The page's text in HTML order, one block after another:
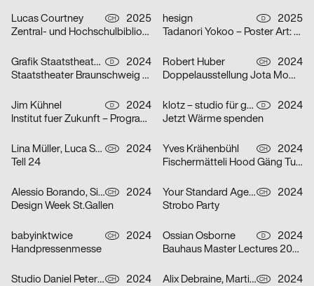
Lucas Courtney CH
2025
Zentral- und Hochschulbibliothek Luzern
hesign D
2025
Tadanori Yokoo – Poster Art: Original Posters from 1965 – 2025
Grafik Staatstheater Braunschweig, Running Water Creative Group, Studio Max Kuwertz D
2024
Staatstheater Braunschweig „Die Hölle ist leer, alle Teufel sind hier“
Robert Huber CH
2024
Doppelausstellung Jota Mombaça & Steffani Jemison
Jim Kühnel D
2024
Institut fuer Zukunft – Programmplakate
klotz – studio für gestaltung D
2024
Jetzt Wärme spenden
Lina Müller, Luca Schenardi, Wietlisbach Sophie CH
2024
Tell 24
Yves Krähenbühl CH
2024
Fischermätteli Hood Gäng Turbo-Tour
Alessio Borando, Sino Borando CH
2024
Design Week St.Gallen
Your Standard Agency CH
2024
Strobo Party
babyinktwice CH
2024
Handpressenmesse
Ossian Osborne D
2024
Bauhaus Master Lectures 2024
Studio Daniel Peter, Alice Kolb CH
2024
Alix Debraine, Martial Grin CH
2024